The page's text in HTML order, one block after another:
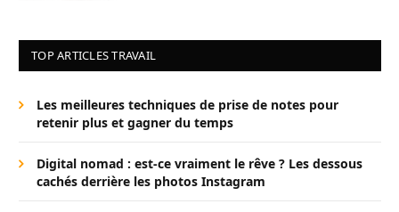
TOP ARTICLES TRAVAIL
Les meilleures techniques de prise de notes pour
retenir plus et gagner du temps
Digital nomad : est-ce vraiment le rêve ? Les dessous
cachés derrière les photos Instagram